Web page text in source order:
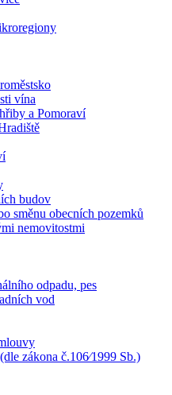
vína
a Pomoraví
budov
směnu obecních pozemků
nemovitostmi
odpadu, pes
vod
zákona č.106⁄1999 Sb.)